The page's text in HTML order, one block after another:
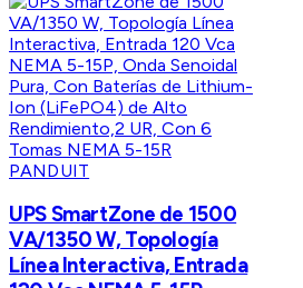
PANDUIT
UPS SmartZone de 1500
VA/1350 W, Topología
Línea Interactiva, Entrada